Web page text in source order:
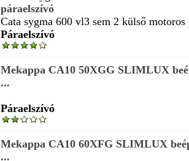
páraelszívó
Cata sygma 600 vl3 sem 2 külső
Páraelszívó
Mekappa CA10 50XGG SLIMLUX
...
Páraelszívó
Mekappa CA10 60XFG SLIMLUX
...